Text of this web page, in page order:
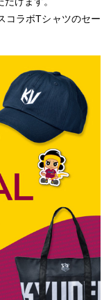
コラボTシャツのセー